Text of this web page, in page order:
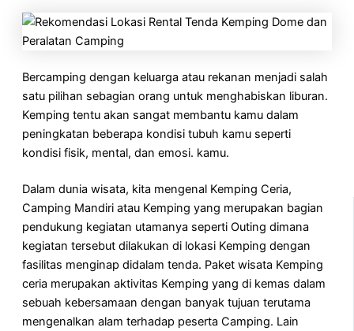
Bercamping dengan keluarga atau rekanan menjadi salah
satu pilihan sebagian orang untuk menghabiskan liburan.
Kemping tentu akan sangat membantu kamu dalam
peningkatan beberapa kondisi tubuh kamu seperti
kondisi fisik, mental, dan emosi. kamu.
Dalam dunia wisata, kita mengenal Kemping Ceria,
Camping Mandiri atau Kemping yang merupakan bagian
pendukung kegiatan utamanya seperti Outing dimana
kegiatan tersebut dilakukan di lokasi Kemping dengan
fasilitas menginap didalam tenda. Paket wisata Kemping
ceria merupakan aktivitas Kemping yang di kemas dalam
sebuah kebersamaan dengan banyak tujuan terutama
mengenalkan alam terhadap peserta Camping. Lain